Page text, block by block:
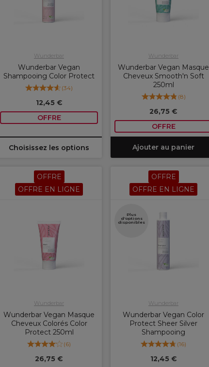
Wunderbar
Wunderbar Vegan
Shampooing Color Protect
(34)
12,45 €
OFFRE
Choisissez les options
Wunderbar
Wunderbar Vegan Masque
Cheveux Smooth'n Soft
250ml
(8)
26,75 €
OFFRE
Ajouter au panier
OFFRE
OFFRE EN LIGNE
Wunderbar
Wunderbar Vegan Masque
Cheveux Colorés Color
Protect 250ml
(6)
26,75 €
OFFRE
OFFRE EN LIGNE
Plus
d'options
disponibles
Wunderbar
Wunderbar Vegan Color
Protect Sheer Silver
Shampooing
(16)
12,45 €